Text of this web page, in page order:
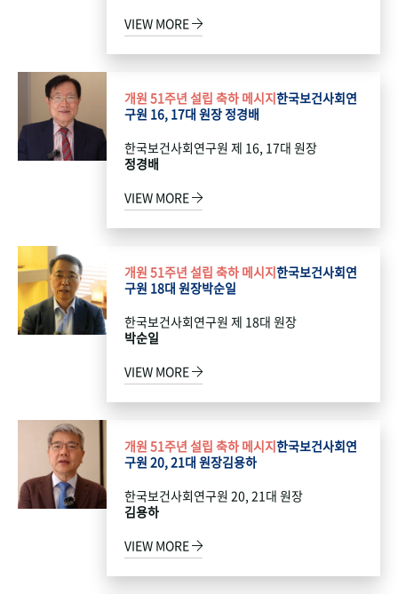
VIEW MORE
개원 51주년 설립 축하 메시지한국보건사회연
구원 16, 17대 원장 정경배
한국보건사회연구원 제 16, 17대 원장
정경배
VIEW MORE
개원 51주년 설립 축하 메시지한국보건사회연
구원 18대 원장박순일
한국보건사회연구원 제 18대 원장
박순일
VIEW MORE
개원 51주년 설립 축하 메시지한국보건사회연
구원 20, 21대 원장김용하
한국보건사회연구원 20, 21대 원장
김용하
VIEW MORE